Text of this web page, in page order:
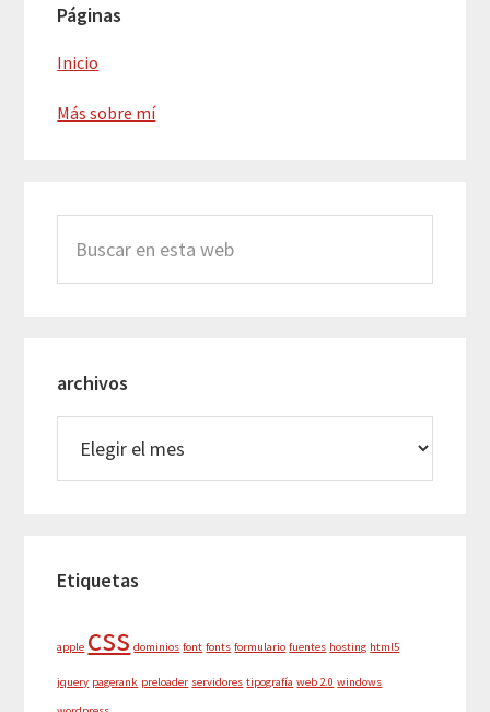
lateral
principal
Páginas
Inicio
Más sobre mí
esta
archivos
Etiquetas
apple css dominios font fonts formulario fuentes hosting html5
jquery pagerank preloader servidores tipografía web 2.0 windows